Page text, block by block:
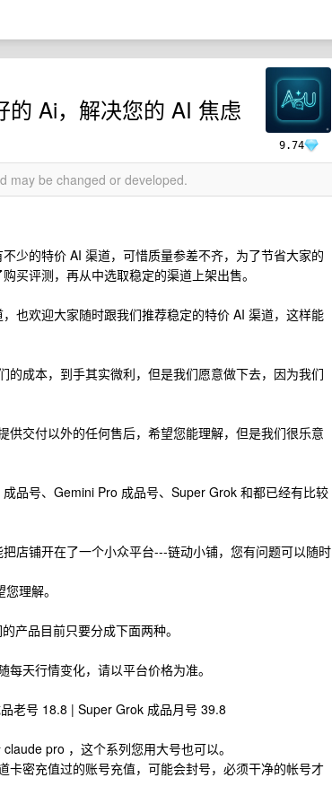
9.74
的 Ai，解决您的 AI 焦虑
may be changed or developed.
少的特价 AI 渠道，可惜质量参差不齐，为了节省大家的
买评测，再从中选取稳定的渠道上架出售。
也欢迎大家随时跟我们推荐稳定的特价 AI 渠道，这样能
成本，到手其实微利，但是我们愿意做下去，因为我们
交付以外的任何售后，希望您能理解，但是我们很乐意
品号、Gemini Pro 成品号、Super Grok 和都已经有比较
店铺开在了一个小众平台---链动小铺，您有问题可以随时
理解。
产品目前只要分成下面两种。
天行情变化，请以平台价格为准。
老号 18.8 | Super Grok 成品月号 39.8
pro ，这个系列您用大号也可以。
密充值过的账号充值，可能会封号，必须干净的帐号才